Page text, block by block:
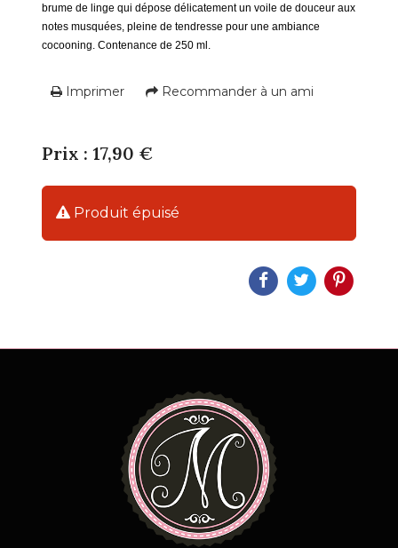
brume de linge qui dépose délicatement un voile de douceur aux
notes musquées, pleine de tendresse pour une ambiance
cocooning. Contenance de 250 ml.
Imprimer Recommander à un ami
Prix : 17,90 €
Produit épuisé